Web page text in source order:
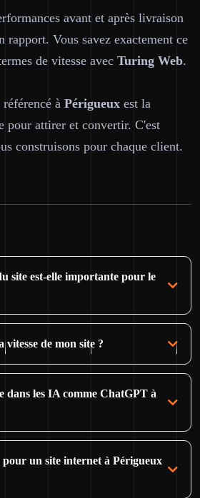
avant et après livraison
rapport. Vous savez exactement ce
de vitesse avec Turing Web.
à Périgueux est la
pour attirer et convertir. C'est
construisons pour chaque client.
site est-elle importante pour le
de mon site ?
dans les IA comme ChatGPT à
un site internet à Périgueux